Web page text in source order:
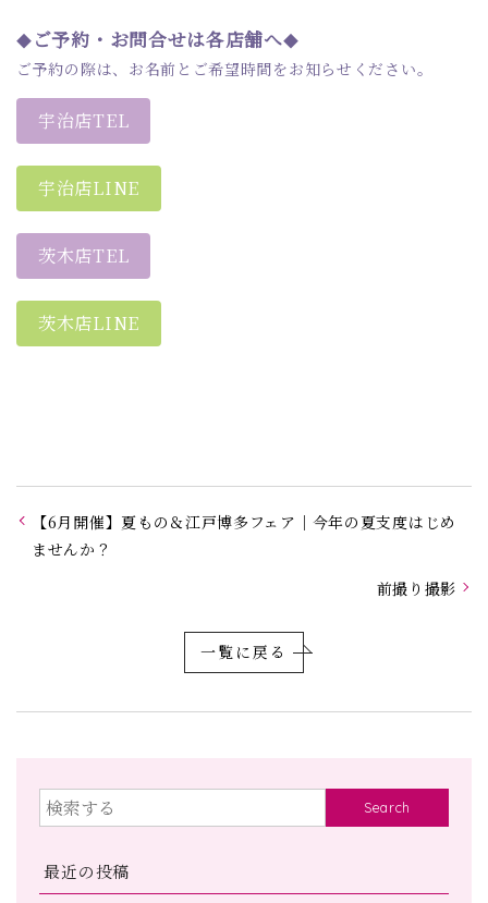
◆ ご予約・お問合せは各店舗へ◆
ご予約の際は、お名前とご希望時間をお知らせください。
宇治店TEL
宇治店LINE
茨木店TEL
茨木店LINE
【6月開催】夏もの＆江戸博多フェア｜今年の夏支度はじめ
ませんか？
前撮り撮影
一覧に戻る
Search
最近の投稿